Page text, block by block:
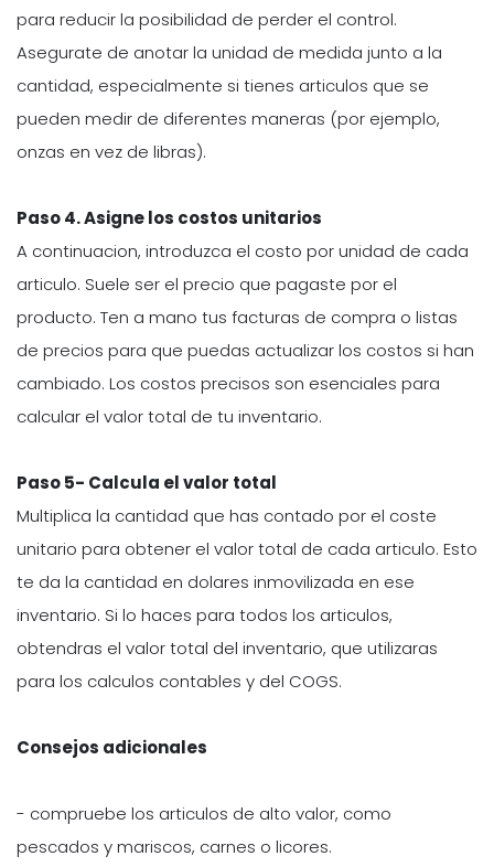
para reducir la posibilidad de perder el control.
Asegurate de anotar la unidad de medida junto a la
cantidad, especialmente si tienes articulos que se
pueden medir de diferentes maneras (por ejemplo,
onzas en vez de libras).
Paso 4. Asigne los costos unitarios
A continuacion, introduzca el costo por unidad de cada
articulo. Suele ser el precio que pagaste por el
producto. Ten a mano tus facturas de compra o listas
de precios para que puedas actualizar los costos si han
cambiado. Los costos precisos son esenciales para
calcular el valor total de tu inventario.
Paso 5- Calcula el valor total
Multiplica la cantidad que has contado por el coste
unitario para obtener el valor total de cada articulo. Esto
te da la cantidad en dolares inmovilizada en ese
inventario. Si lo haces para todos los articulos,
obtendras el valor total del inventario, que utilizaras
para los calculos contables y del COGS.
Consejos adicionales
- compruebe los articulos de alto valor, como
pescados y mariscos, carnes o licores.